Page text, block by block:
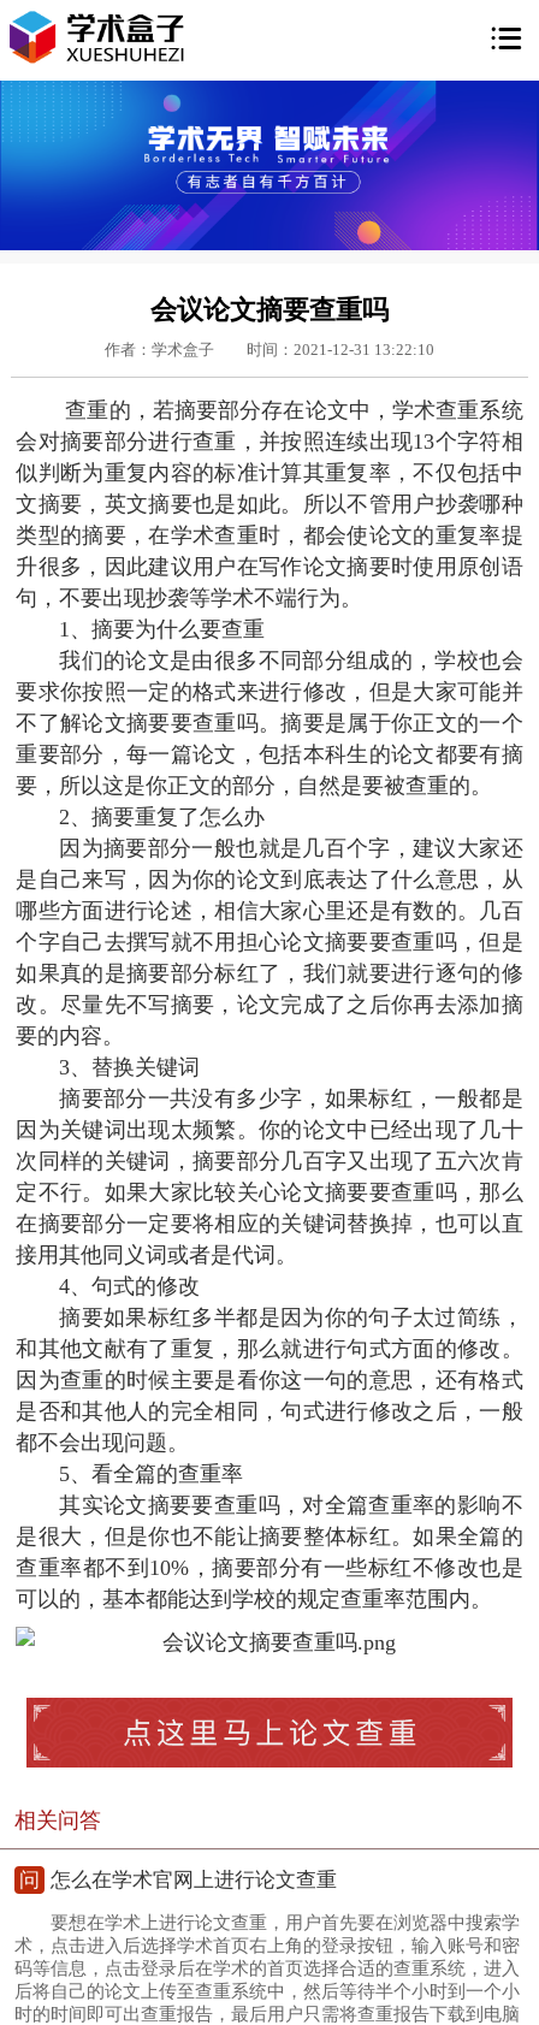

会议论文摘要查重吗
作者：学术盒子 时间：2021-12-31 13:22:10
查重的，若摘要部分存在论文中，学术查重系统
会对摘要部分进行查重，并按照连续出现13个字符相
似判断为重复内容的标准计算其重复率，不仅包括中
文摘要，英文摘要也是如此。所以不管用户抄袭哪种
类型的摘要，在学术查重时，都会使论文的重复率提
升很多，因此建议用户在写作论文摘要时使用原创语
句，不要出现抄袭等学术不端行为。
1、摘要为什么要查重
我们的论文是由很多不同部分组成的，学校也会
要求你按照一定的格式来进行修改，但是大家可能并
不了解论文摘要要查重吗。摘要是属于你正文的一个
重要部分，每一篇论文，包括本科生的论文都要有摘
要，所以这是你正文的部分，自然是要被查重的。
2、摘要重复了怎么办
因为摘要部分一般也就是几百个字，建议大家还
是自己来写，因为你的论文到底表达了什么意思，从
哪些方面进行论述，相信大家心里还是有数的。几百
个字自己去撰写就不用担心论文摘要要查重吗，但是
如果真的是摘要部分标红了，我们就要进行逐句的修
改。尽量先不写摘要，论文完成了之后你再去添加摘
要的内容。
3、替换关键词
摘要部分一共没有多少字，如果标红，一般都是
因为关键词出现太频繁。你的论文中已经出现了几十
次同样的关键词，摘要部分几百字又出现了五六次肯
定不行。如果大家比较关心论文摘要要查重吗，那么
在摘要部分一定要将相应的关键词替换掉，也可以直
接用其他同义词或者是代词。
4、句式的修改
摘要如果标红多半都是因为你的句子太过简练，
和其他文献有了重复，那么就进行句式方面的修改。
因为查重的时候主要是看你这一句的意思，还有格式
是否和其他人的完全相同，句式进行修改之后，一般
都不会出现问题。
5、看全篇的查重率
其实论文摘要要查重吗，对全篇查重率的影响不
是很大，但是你也不能让摘要整体标红。如果全篇的
查重率都不到10%，摘要部分有一些标红不修改也是
可以的，基本都能达到学校的规定查重率范围内。
相关问答
问 怎么在学术官网上进行论文查重
要想在学术上进行论文查重，用户首先要在浏览器中搜索学
术，点击进入后选择学术首页右上角的登录按钮，输入账号和密
码等信息，点击登录后在学术的首页选择合适的查重系统，进入
后将自己的论文上传至查重系统中，然后等待半个小时到一个小
时的时间即可出查重报告，最后用户只需将查重报告下载到电脑